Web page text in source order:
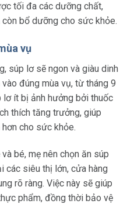
tối đa các dưỡng chất,
bổ dưỡng cho sức khỏe.
vụ
súp lơ sẽ ngon và giàu dinh
đúng mùa vụ, từ tháng 9
lơ ít bị ảnh hưởng bởi thuốc
thích tăng trưởng, giúp
cho sức khỏe.
bé, mẹ nên chọn ăn súp
các siêu thị lớn, cửa hàng
rõ ràng. Việc này sẽ giúp
phẩm, đồng thời bảo vệ